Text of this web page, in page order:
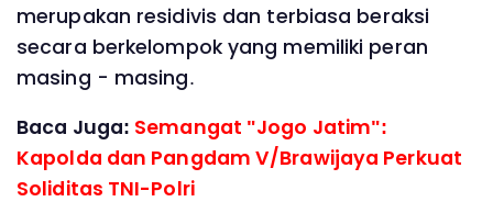
merupakan residivis dan terbiasa beraksi
secara berkelompok yang memiliki peran
masing - masing.
Baca Juga: Semangat "Jogo Jatim":
Kapolda dan Pangdam V/Brawijaya Perkuat
Soliditas TNI-Polri